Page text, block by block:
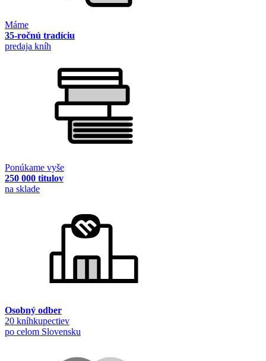
Máme
35-ročnú tradíciu
predaja kníh
Ponúkame vyše
250 000 titulov
na sklade
Osobný odber
20 kníhkupectiev
po celom Slovensku